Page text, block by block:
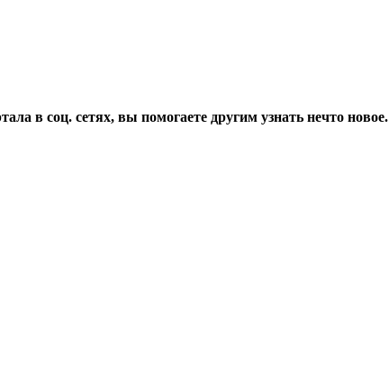
в соц. сетях, вы помогаете другим узнать нечто новое.